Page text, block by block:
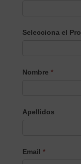
Selecciona el
el
Nombre *
Apellidos
Email *